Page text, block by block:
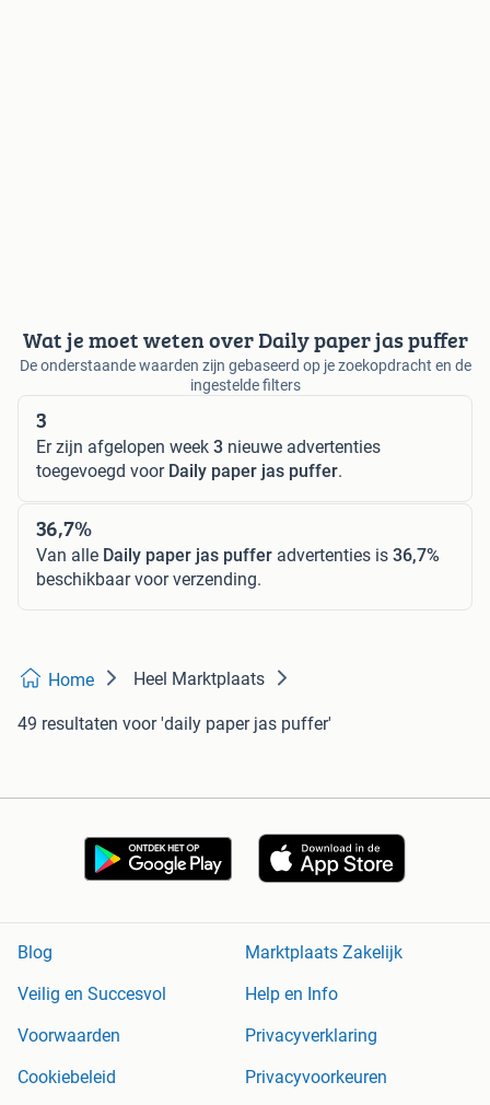
Wat je moet weten over Daily paper jas puffer
De onderstaande waarden zijn gebaseerd op je zoekopdracht en de
ingestelde filters
3
Er zijn afgelopen week 3 nieuwe advertenties
toegevoegd voor Daily paper jas puffer.
36,7%
Van alle Daily paper jas puffer advertenties is 36,7%
beschikbaar voor verzending.
Home Heel Marktplaats
49 resultaten voor 'daily paper jas puffer'
Blog
Marktplaats Zakelijk
Veilig en Succesvol
Help en Info
Voorwaarden
Privacyverklaring
Cookiebeleid
Privacyvoorkeuren